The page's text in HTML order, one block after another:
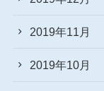
2019年11月
2019年10月